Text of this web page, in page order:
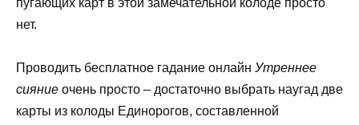
пугающих карт в этой замечательной колоде просто
нет.
Проводить бесплатное гадание онлайн Утреннее
сияние очень просто – достаточно выбрать наугад две
карты из колоды Единорогов, составленной